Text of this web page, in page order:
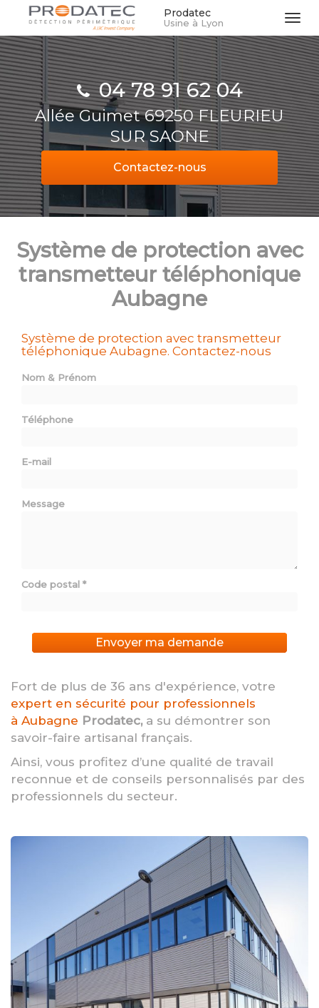
Aller
contenu
principal
Prodatec
Usine à Lyon
04 78 91 62 04
Allée Guimet 69250 FLEURIEU
SUR SAONE
Contactez-nous
Système de protection avec
transmetteur téléphonique
Aubagne
Système de protection avec transmetteur
téléphonique Aubagne. Contactez-nous
Nom & Prénom
Téléphone
E-mail
Message
Code postal *
Envoyer ma demande
Fort de plus de 36 ans d'expérience, votre
expert en sécurité pour professionnels
à Aubagne Prodatec, a su démontrer son
savoir-faire artisanal français.
Ainsi, vous profitez d’une qualité de travail
reconnue et de conseils personnalisés par des
professionnels du secteur.